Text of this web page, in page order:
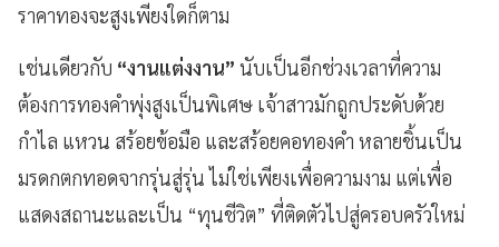
ราคาทองจะสูงเพียงใดก็ตาม
เช่นเดียวกับ “งานแต่งงาน” นับเป็นอีกช่วงเวลาที่ความ
ต้องการทองคำพุ่งสูงเป็นพิเศษ เจ้าสาวมักถูกประดับด้วย
กำไล แหวน สร้อยข้อมือ และสร้อยคอทองคำ หลายชิ้นเป็น
มรดกตกทอดจากรุ่นสู่รุ่น ไม่ใช่เพียงเพื่อความงาม แต่เพื่อ
แสดงสถานะและเป็น “ทุนชีวิต” ที่ติดตัวไปสู่ครอบครัวใหม่